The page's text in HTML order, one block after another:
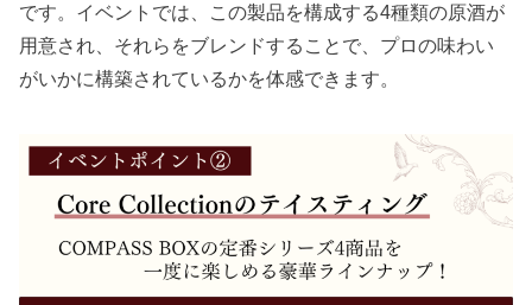
です。イベントでは、この製品を構成する4種類の原酒が
用意され、それらをブレンドすることで、プロの味わい
がいかに構築されているかを体感できます。